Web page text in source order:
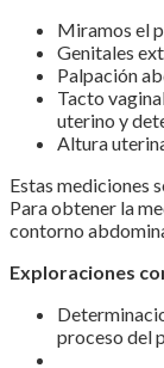
Miramos el
Genitales
Palpación
Tacto
uterino y
Altura
Estas mediciones
Para obtener la
contorno
Exploraciones
proceso del